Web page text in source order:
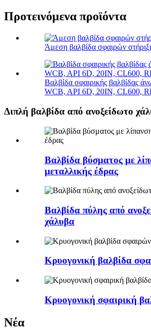
Προτεινόμενα προϊόντα
Άμεση βαλβίδα σφαιρών
Βαλβίδα σφαιρικής βαλβίδας
WCB, API 6D, 20IN, CL600,
Διπλή βαλβίδα από ανοξείδωτο
Βαλβίδα βύσματος με
μεταλλικής έδρας
Βαλβίδα πύλης από
χάλυβα
Κρυογονική βαλβίδα
Κρυογονική σφαιρική
Νέα